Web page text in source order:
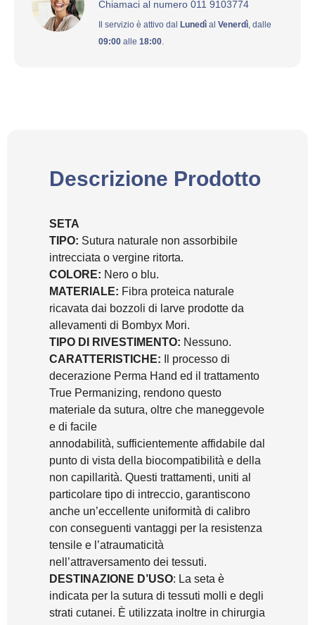
Chiamaci al numero 011 9103774
Il servizio è attivo dal Lunedì al Venerdì, dalle
09:00 alle 18:00.
Descrizione Prodotto
SETA
TIPO: Sutura naturale non assorbibile
intrecciata o vergine ritorta.
COLORE: Nero o blu.
MATERIALE: Fibra proteica naturale
ricavata dai bozzoli di larve prodotte da
allevamenti di Bombyx Mori.
TIPO DI RIVESTIMENTO: Nessuno.
CARATTERISTICHE: Il processo di
decerazione Perma Hand ed il trattamento
True Permanizing, rendono questo
materiale da sutura, oltre che maneggevole
e di facile
annodabilità, sufficientemente affidabile dal
punto di vista della biocompatibilità e della
non capillarità. Questi trattamenti, uniti al
particolare tipo di intreccio, garantiscono
anche un’eccellente uniformità di calibro
con conseguenti vantaggi per la resistenza
tensile e l’atraumaticità
nell’attraversamento dei tessuti.
DESTINAZIONE D’USO: La seta è
indicata per la sutura di tessuti molli e degli
strati cutanei. È utilizzata inoltre in chirurgia